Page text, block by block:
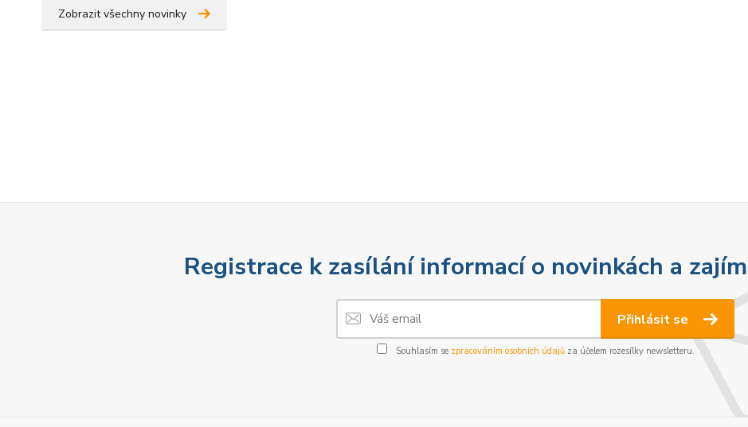
Zobrazit všechny novinky
Registrace k zasílání informací o novinkách a
Přihlásit se
Souhlasím se zpracováním osobních údajůza účelem rozesílky newsletteru.